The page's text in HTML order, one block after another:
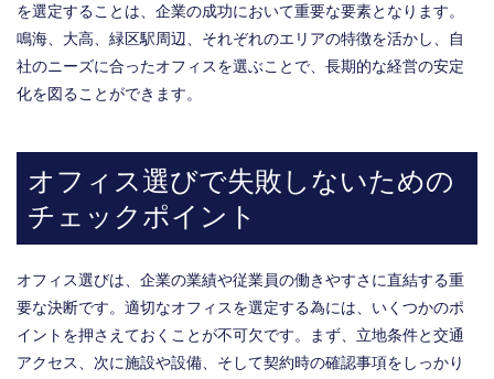
を選定することは、企業の成功において重要な要素となります。
鳴海、大高、緑区駅周辺、それぞれのエリアの特徴を活かし、自
社のニーズに合ったオフィスを選ぶことで、長期的な経営の安定
化を図ることができます。
オフィス選びで失敗しないための
チェックポイント
オフィス選びは、企業の業績や従業員の働きやすさに直結する重
要な決断です。適切なオフィスを選定する為には、いくつかのポ
イントを押さえておくことが不可欠です。まず、立地条件と交通
アクセス、次に施設や設備、そして契約時の確認事項をしっかり